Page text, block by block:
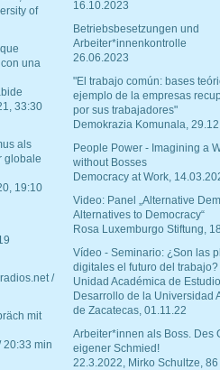
of
una
33:30
als
globale
19:10
/
mit
20:33 min
16.10.2023
Betriebsbesetzungen und
Arbeiter*innenkontrolle
26.06.2023
"El trabajo común: bases
ejemplo de la empresas
por sus trabajadores"
Demokrazia Komunala,
People Power - Imagining a
without Bosses
Democracy at Work,
Video: Panel „Alternative
Alternatives to Democracy“
Rosa Luxemburgo Stiftung,
Vídeo - Seminario: ¿Son las
digitales el futuro del trabajo?
Unidad Académica de
Desarrollo de la Universidad
de Zacatecas, 01.11.22
Arbeiter*innen als Boss. Des
eigener Schmied!
22.3.2022, Mirko Schultze, 86